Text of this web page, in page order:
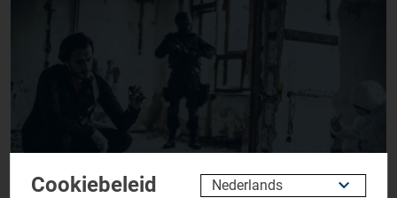
Cookiebeleid